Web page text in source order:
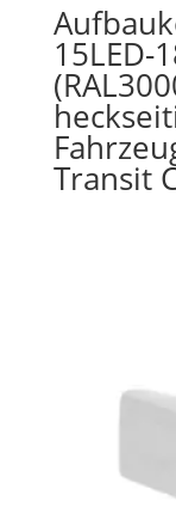
15LED-
Transit